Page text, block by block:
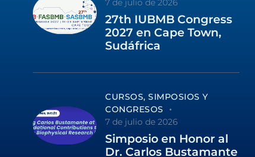
7 de julio de 2026
27th IUBMB Congress
2027 en Cape Town,
Sudáfrica
CURSOS, SIMPOSIOS Y
CONGRESOS
7 de julio de 2026
Simposio en Honor al
Dr. Carlos Bustamante